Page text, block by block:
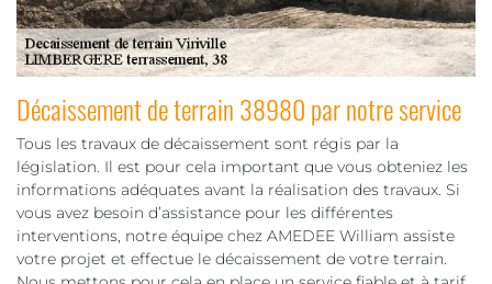
Décaissement de terrain 38980 par notre service
Tous les travaux de décaissement sont régis par la
législation. Il est pour cela important que vous obteniez les
informations adéquates avant la réalisation des travaux. Si
vous avez besoin d’assistance pour les différentes
interventions, notre équipe chez AMEDEE William assiste
votre projet et effectue le décaissement de votre terrain.